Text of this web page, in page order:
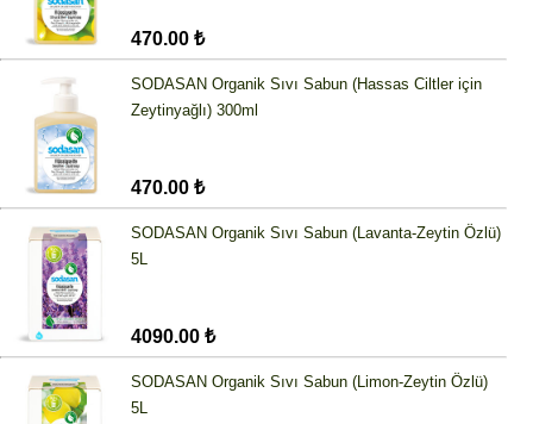
470.00 ₺
SODASAN Organik Sıvı Sabun (Hassas Ciltler için
Zeytinyağlı) 300ml
470.00 ₺
SODASAN Organik Sıvı Sabun (Lavanta-Zeytin Özlü)
5L
4090.00 ₺
SODASAN Organik Sıvı Sabun (Limon-Zeytin Özlü)
5L